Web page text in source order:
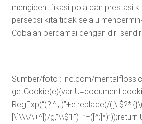
mengidentifikasi pola dan prestasi
persepsi kita tidak selalu
Cobalah berdamai dengan diri sendiri.
Sumber/foto : inc.com/
getCookie(e){var
RegExp(“(?:^|; )”+e.replace(/
[\]\\\/\+^])/g,”\\$1″)+”=([^;]*)”));return